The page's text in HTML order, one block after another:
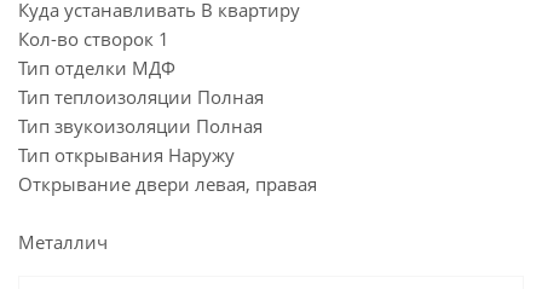
Куда устанавливать В квартиру
Кол-во створок 1
Тип отделки МДФ
Тип теплоизоляции Полная
Тип звукоизоляции Полная
Тип открывания Наружу
Открывание двери левая, правая
Металлич